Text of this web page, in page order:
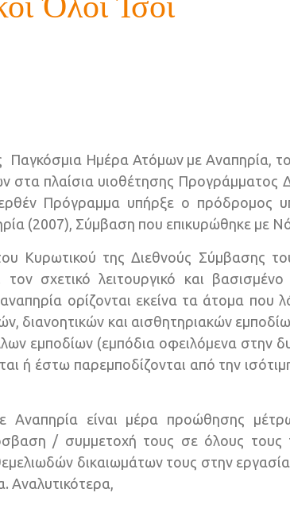
Ημέρα Ατόμων με Αναπηρία,
πλαίσια υιοθέτησης Προγράμματος
Πρόγραμμα υπήρξε ο πρόδρομος
(2007), Σύμβαση που επικυρώθηκε με
Κυρωτικού της Διεθνούς Σύμβασης
σχετικό λειτουργικό και
ορίζονται εκείνα τα άτομα που
διανοητικών και αισθητηριακών
εμποδίων (εμπόδια οφειλόμενα στην
ή έστω παρεμποδίζονται από την
είναι μέρα προώθησης
/ συμμετοχή τους σε όλους τους
δικαιωμάτων τους στην
Αναλυτικότερα,